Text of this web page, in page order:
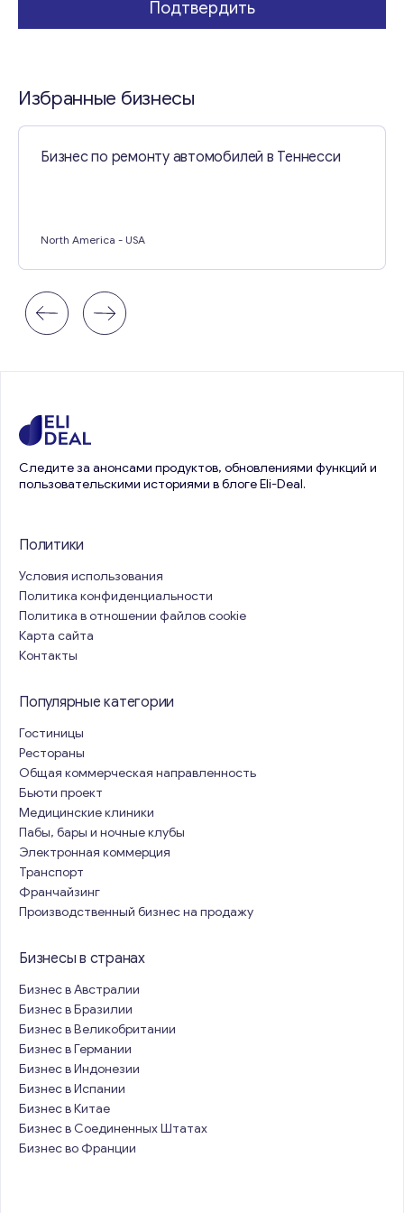
Подтвердить
Избранные бизнесы
Бизнес по ремонту автомобилей в Теннесси
North America - USA
Следите за анонсами продуктов, обновлениями функций и
пользовательскими историями в блоге Eli-Deal.
Политики
Условия использования
Политика конфиденциальности
Политика в отношении файлов cookie
Карта сайта
Контакты
Популярные категории
Гостиницы
Рестораны
Общая коммерческая направленность
Бьюти проект
Медицинские клиники
Пабы, бары и ночные клубы
Электронная коммерция
Транспорт
Франчайзинг
Производственный бизнес на продажу
Бизнесы в странах
Бизнес в Австралии
Бизнес в Бразилии
Бизнес в Великобритании
Бизнес в Германии
Бизнес в Индонезии
Бизнес в Испании
Бизнес в Китае
Бизнес в Соединенных Штатах
Бизнес во Франции